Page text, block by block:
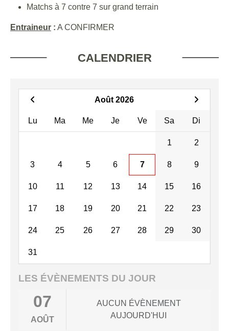
Matchs à 7 contre 7 sur grand terrain
Entraineur : A CONFIRMER
CALENDRIER
Août 2026
Lu Ma Me Je Ve Sa Di
1 2
3 4 5 6 7 8 9
10 11 12 13 14 15 16
17 18 19 20 21 22 23
24 25 26 27 28 29 30
31
LES ÉVÈNEMENTS DU JOUR
07
AOÛT
AUCUN ÉVÈNEMENT
AUJOURD'HUI